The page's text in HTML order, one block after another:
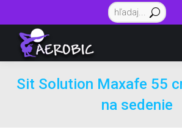
Vyhľadávanie:
Sit Solution Maxafe 55
na sedenie